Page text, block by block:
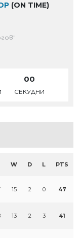
(ON TIME)
00
СЕКУДНИ
W D L PTS
15 2 0 47
13 2 3 41